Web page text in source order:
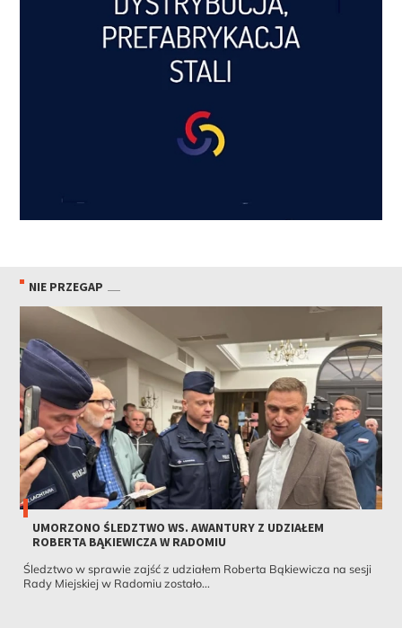
NIE PRZEGAP
UMORZONO ŚLEDZTWO WS. AWANTURY Z UDZIAŁEM
ROBERTA BĄKIEWICZA W RADOMIU
Śledztwo w sprawie zajść z udziałem Roberta Bąkiewicza na sesji
Rady Miejskiej w Radomiu zostało...